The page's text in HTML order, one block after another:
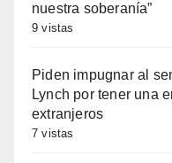
nuestra soberanía”
9 vistas
Piden impugnar al
Lynch por tener una
extranjeros
7 vistas